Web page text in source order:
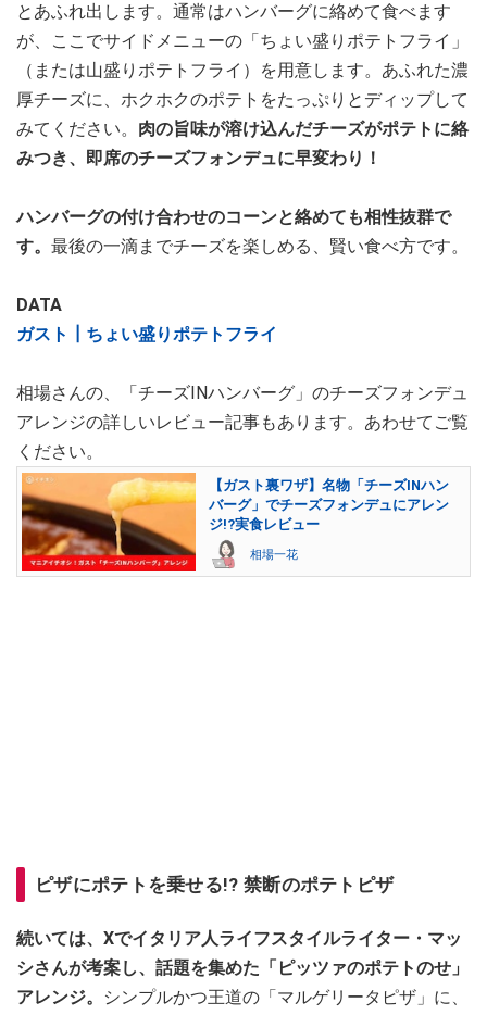
とあふれ出します。通常はハンバーグに絡めて食べます
が、ここでサイドメニューの「ちょい盛りポテトフライ」
（または山盛りポテトフライ）を用意します。あふれた濃
厚チーズに、ホクホクのポテトをたっぷりとディップして
みてください。 肉の旨味が溶け込んだチーズがポテトに絡
みつき、即席のチーズフォンデュに早変わり！
ハンバーグの付け合わせのコーンと絡めても相性抜群で
す。 最後の一滴までチーズを楽しめる、賢い食べ方です。
DATA
ガスト┃ちょい盛りポテトフライ
相場さんの、「チーズINハンバーグ」のチーズフォンデュ
アレンジの詳しいレビュー記事もあります。あわせてご覧
ください。
【ガスト裏ワザ】名物「チーズINハン
バーグ」でチーズフォンデュにアレン
ジ!?実食レビュー
相場一花
ピザにポテトを乗せる!? 禁断のポテトピザ
続いては、Xでイタリア人ライフスタイルライター・マッ
シさんが考案し、話題を集めた「ピッツァのポテトのせ」
アレンジ。
シンプルかつ王道の「マルゲリータピザ」に、